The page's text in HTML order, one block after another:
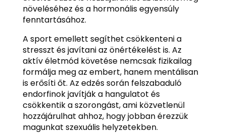
növeléséhez és a hormonális egyensúly
fenntartásához.
A sport emellett segíthet csökkenteni a
stresszt és javítani az önértékelést is. Az
aktív életmód követése nemcsak fizikailag
formálja meg az embert, hanem mentálisan
is erősíti őt. Az edzés során felszabaduló
endorfinok javítják a hangulatot és
csökkentik a szorongást, ami közvetlenül
hozzájárulhat ahhoz, hogy jobban érezzük
magunkat szexuális helyzetekben.